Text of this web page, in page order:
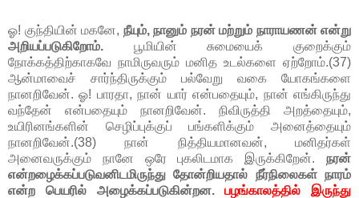
ஓ! குந்தியின் மகனே, நீயும், நானும் நரன் மற்றும் நாராயணன் என்று
அறியப்படுகிறோம். பூமியின் சுமையைக் குறைக்கும்
நோக்கத்திற்காகவே நாமிருவரும் மனித உடல்களை ஏற்றோம்.(37)
ஆன்மாவைச் சார்ந்திருக்கும் பல்வேறு வகை யோகங்களை
நானறிவேன். ஓ! பாரதா, நான் யார் என்பதையும், நான் எங்கிருந்து
வந்தேன் என்பதையும் நானறிவேன். நிவிருத்தி அறத்தையும்,
உயிரினங்களின் செழிப்புக்குப் பங்களிக்கும் அனைத்தையும்
நானறிவேன்.(38) நான் நித்தியமானவன், மனிதர்கள்
அனைவருக்கும் நானே ஒரே புகலிடமாக இருக்கிறேன். நரன்
என்றழைக்கப்படுவனிடமிருந்து தோன்றியதால் நீர்நிலைகள் நாரம்
என்ற பெயரில் அழைக்கப்படுகின்றன.
பழங்காலத்தில் இருந்து